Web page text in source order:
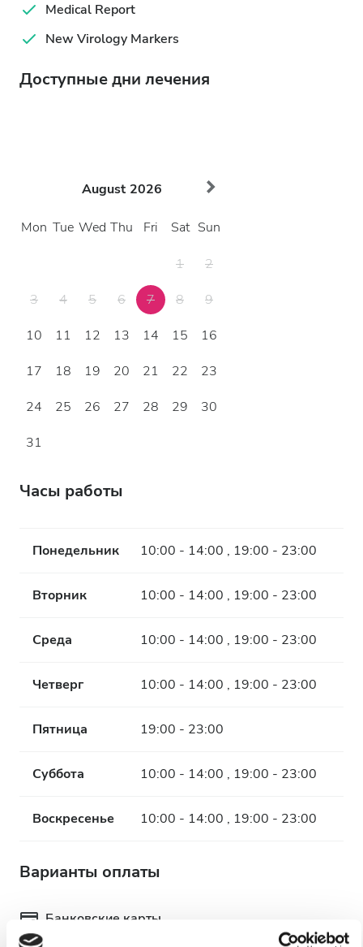
Medical Report
New Virology Markers
Доступные дни лечения
August 2026
Mon Tue Wed Thu Fri Sat Sun
1
2
3
4 5 6 7 8
9
10
11 12 13 14 15
16
17
18 19 20 21 22
23
24
25 26 27 28 29
30
31
Часы работы
Понедельник 10:00 - 14:00 , 19:00 - 23:00
Вторник 10:00 - 14:00 , 19:00 - 23:00
Среда 10:00 - 14:00 , 19:00 - 23:00
Четверг 10:00 - 14:00 , 19:00 - 23:00
Пятница 19:00 - 23:00
Суббота 10:00 - 14:00 , 19:00 - 23:00
Воскресенье 10:00 - 14:00 , 19:00 - 23:00
Варианты оплаты
Банковские карты